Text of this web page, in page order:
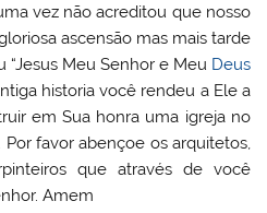
vez não acreditou que nosso
ascensão mas mais tarde
Meu Senhor e Meu Deus
historia você rendeu a Ele a
em Sua honra uma igreja no
favor abençoe os arquitetos,
que através de você
Amem